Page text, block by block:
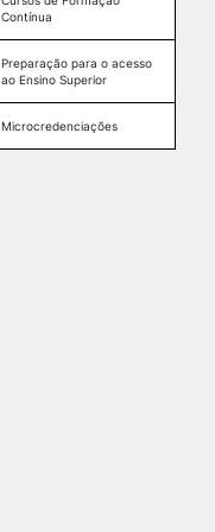
Contínua
Preparação para o acesso
ao Ensino Superior
Microcredenciações